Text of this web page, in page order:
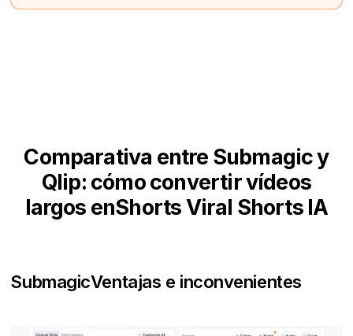
Comparativa entre Submagic y
Qlip: cómo convertir vídeos
largos enShorts Viral Shorts IA
SubmagicVentajas e inconvenientes